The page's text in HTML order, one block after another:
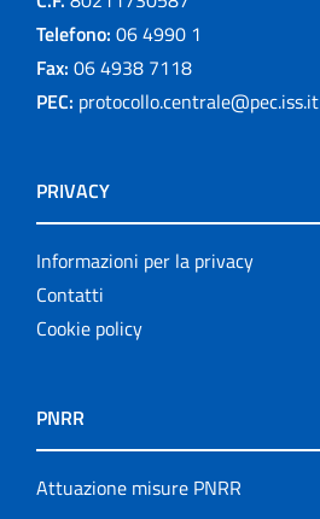
Telefono: 06 4990 1
Fax: 06 4938 7118
PEC: protocollo.centrale@pec.iss.it
PRIVACY
Informazioni per la privacy
Contatti
Cookie policy
PNRR
Attuazione misure PNRR